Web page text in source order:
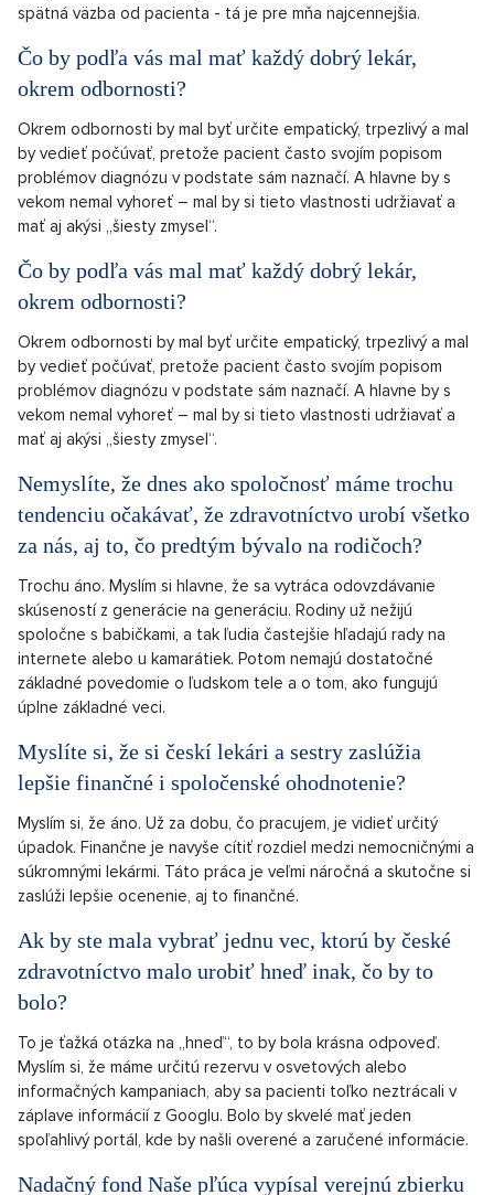
spätná väzba od pacienta - tá je pre mňa najcennejšia.
Čo by podľa vás mal mať každý dobrý lekár,
okrem odbornosti?
Okrem odbornosti by mal byť určite empatický, trpezlivý a mal
by vedieť počúvať, pretože pacient často svojím popisom
problémov diagnózu v podstate sám naznačí. A hlavne by s
vekom nemal vyhoreť – mal by si tieto vlastnosti udržiavať a
mať aj akýsi „šiesty zmysel“.
Čo by podľa vás mal mať každý dobrý lekár,
okrem odbornosti?
Okrem odbornosti by mal byť určite empatický, trpezlivý a mal
by vedieť počúvať, pretože pacient často svojím popisom
problémov diagnózu v podstate sám naznačí. A hlavne by s
vekom nemal vyhoreť – mal by si tieto vlastnosti udržiavať a
mať aj akýsi „šiesty zmysel“.
Nemyslíte, že dnes ako spoločnosť máme trochu
tendenciu očakávať, že zdravotníctvo urobí všetko
za nás, aj to, čo predtým bývalo na rodičoch?
Trochu áno. Myslím si hlavne, že sa vytráca odovzdávanie
skúseností z generácie na generáciu. Rodiny už nežijú
spoločne s babičkami, a tak ľudia častejšie hľadajú rady na
internete alebo u kamarátiek. Potom nemajú dostatočné
základné povedomie o ľudskom tele a o tom, ako fungujú
úplne základné veci.
Myslíte si, že si českí lekári a sestry zaslúžia
lepšie finančné i spoločenské ohodnotenie?
Myslím si, že áno. Už za dobu, čo pracujem, je vidieť určitý
úpadok. Finančne je navyše cítiť rozdiel medzi nemocničnými a
súkromnými lekármi. Táto práca je veľmi náročná a skutočne si
zaslúži lepšie ocenenie, aj to finančné.
Ak by ste mala vybrať jednu vec, ktorú by české
zdravotníctvo malo urobiť hneď inak, čo by to
bolo?
To je ťažká otázka na „hneď“, to by bola krásna odpoveď.
Myslím si, že máme určitú rezervu v osvetových alebo
informačných kampaniach, aby sa pacienti toľko neztrácali v
záplave informácií z Googlu. Bolo by skvelé mať jeden
spoľahlivý portál, kde by našli overené a zaručené informácie.
Nadačný fond Naše pľúca vypísal verejnú zbierku